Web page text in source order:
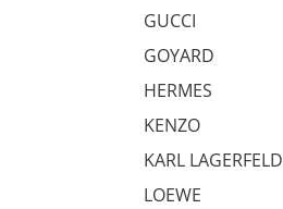
GUCCI
GOYARD
HERMES
KENZO
KARL LAGERFELD
LOEWE